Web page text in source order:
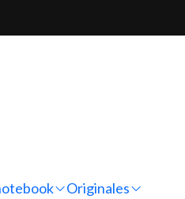
Originales
- 6.15A)
HP
- 6.15A)